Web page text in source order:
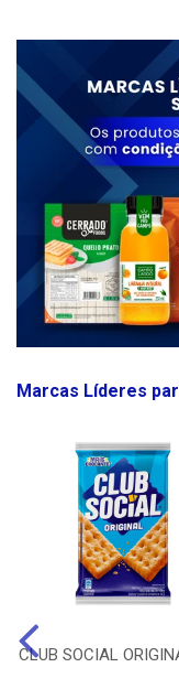
Marcas Líderes
CLUB SOCIAL